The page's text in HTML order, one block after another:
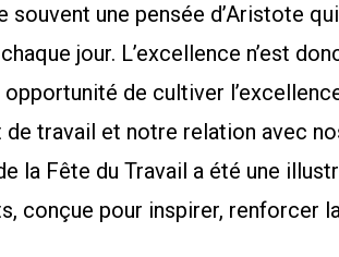
une pensée d’Aristote
jour. L’excellence n’est
de cultiver
de travail et notre relation avec
la Fête du Travail a été une
conçue pour inspirer,